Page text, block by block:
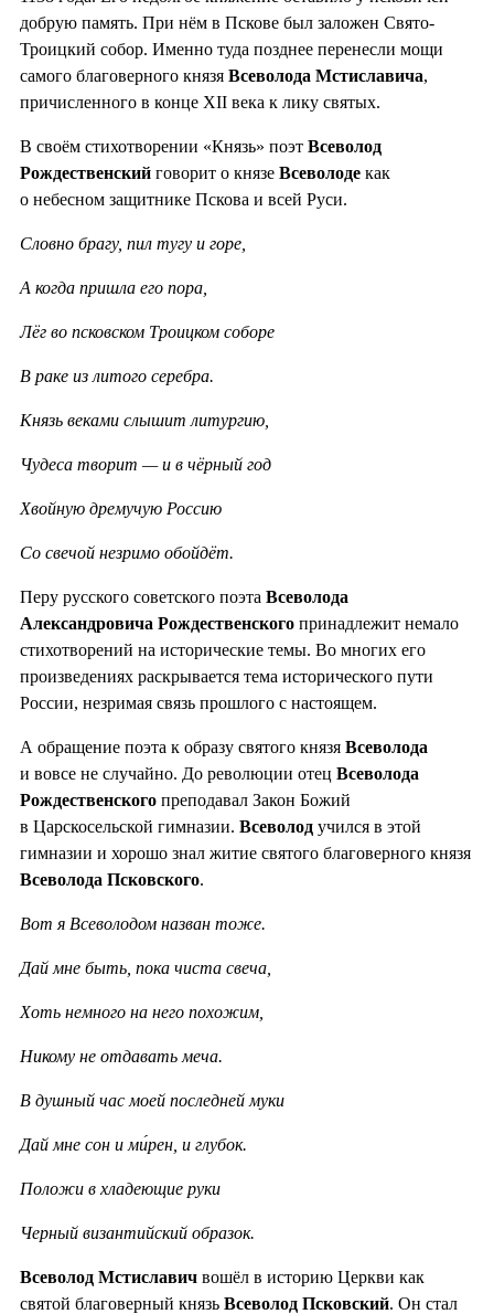
добрую память. При нём в Пскове был заложен Свято-
Троицкий собор. Именно туда позднее перенесли мощи
самого благоверного князя Всеволода Мстиславича,
причисленного в конце XII века к лику святых.
В своём стихотворении «Князь» поэт Всеволод
Рождественский говорит о князе Всеволоде как
о небесном защитнике Пскова и всей Руси.
Словно брагу, пил тугу и горе,
А когда пришла его пора,
Лёг во псковском Троицком соборе
В раке из литого серебра.
Князь веками слышит литургию,
Чудеса творит — и в чёрный год
Хвойную дремучую Россию
Со свечой незримо обойдёт.
Перу русского советского поэта Всеволода
Александровича Рождественского принадлежит немало
стихотворений на исторические темы. Во многих его
произведениях раскрывается тема исторического пути
России, незримая связь прошлого с настоящем.
А обращение поэта к образу святого князя Всеволода
и вовсе не случайно. До революции отец Всеволода
Рождественского преподавал Закон Божий
в Царскосельской гимназии. Всеволод учился в этой
гимназии и хорошо знал житие святого благоверного князя
Всеволода Псковского.
Вот я Всеволодом назван тоже.
Дай мне быть, пока чиста свеча,
Хоть немного на него похожим,
Никому не отдавать меча.
В душный час моей последней муки
Дай мне сон и ми́рен, и глубок.
Положи в хладеющие руки
Черный византийский образок.
Всеволод Мстиславич вошёл в историю Церкви как
святой благоверный князь Всеволод Псковский. Он стал